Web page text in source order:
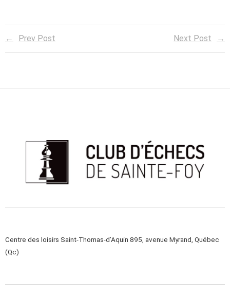
Prev Post Next Post
Centre des loisirs Saint-Thomas-d’Aquin 895, avenue Myrand, Québec
(Qc)